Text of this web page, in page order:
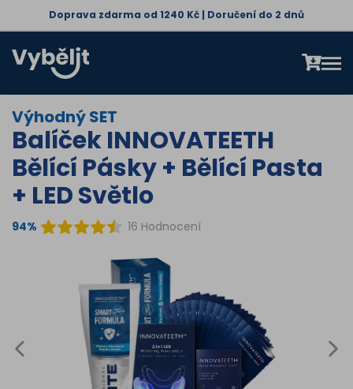
Doprava zdarma od 1240 Kč | Doručení do 2 dnů
Výhodný SET
Balíček INNOVATEETH
Bělící Pásky + Bělící Pasta
+ LED Světlo
94% 16 Hodnocení